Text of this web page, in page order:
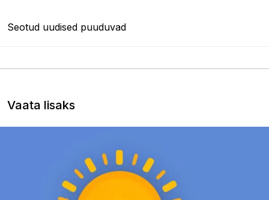
Seotud uudised puuduvad
Vaata lisaks